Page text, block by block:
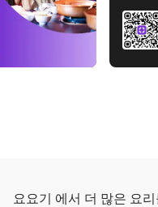
요요기 에서 더 많은 요